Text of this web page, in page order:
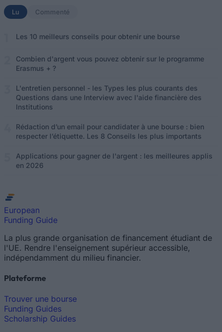
Lu (onglet actif)
Commenté
Les 10 meilleurs conseils pour obtenir une bourse
Combien d'argent vous pouvez obtenir sur le programme
Erasmus + ?
L'entretien personnel - les Types les plus courants des
Questions dans une Interview avec l'aide financière des
Institutions
Rédaction d’un email pour candidater à une bourse : bien
respecter l’étiquette. Les 8 Conseils les plus importants
Applications pour gagner de l'argent : les meilleures applis
en 2026
European
Funding Guide
La plus grande organisation de financement étudiant de
l'UE. Rendre l'enseignement supérieur accessible,
indépendamment du milieu financier.
Plateforme
Trouver une bourse
Funding Guides
Scholarship Guides